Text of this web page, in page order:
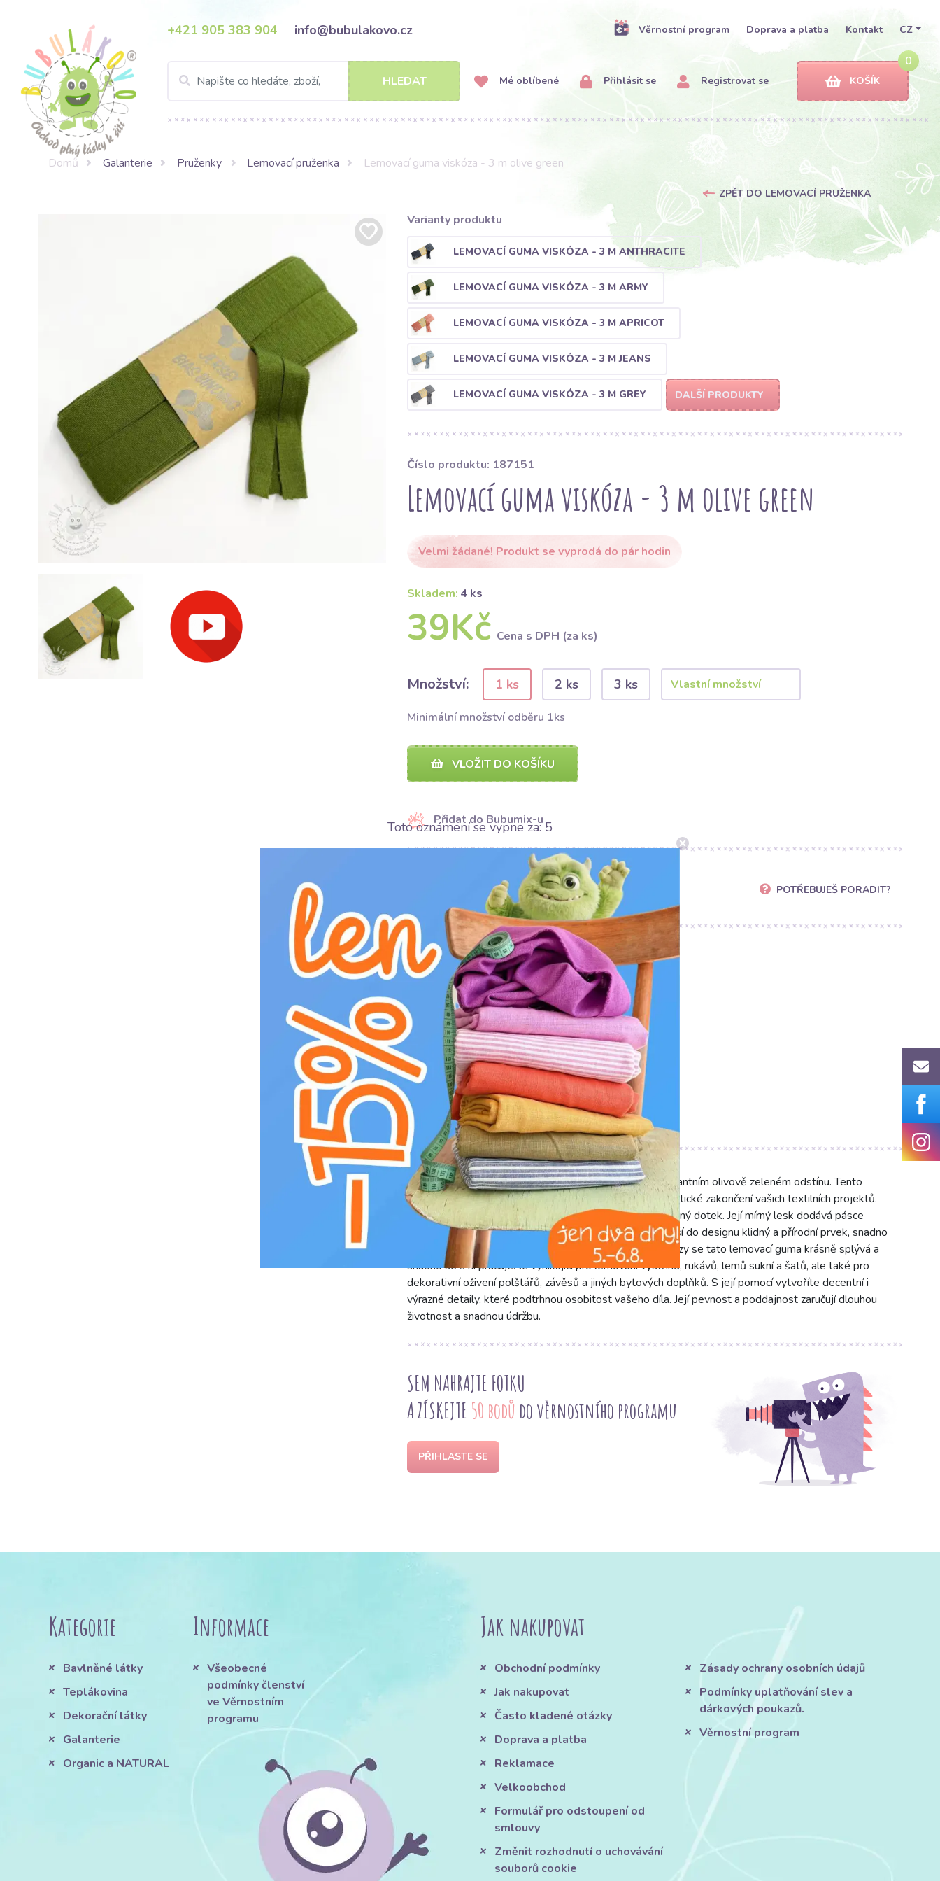
+421 905 383 904 info@bubulakovo.cz Věrnostní program Doprava a platba Kontakt CZ
HLEDAT Mé oblíbené Přihlásit se Registrovat se
0
KOŠÍK
Domů Galanterie Pruženky Lemovací pruženka Lemovací guma viskóza - 3 m olive green
ZPĚT DO LEMOVACÍ PRUŽENKA
Varianty produktu
LEMOVACÍ GUMA VISKÓZA - 3 M ANTHRACITE
LEMOVACÍ GUMA VISKÓZA - 3 M ARMY
LEMOVACÍ GUMA VISKÓZA - 3 M APRICOT
LEMOVACÍ GUMA VISKÓZA - 3 M JEANS
LEMOVACÍ GUMA VISKÓZA - 3 M GREY DALŠÍ PRODUKTY
Číslo produktu: 187151
Lemovací guma viskóza - 3 m olive green
Velmi žádané! Produkt se vyprodá do pár hodin
Skladem: 4 ks
39Kč Cena s DPH (za ks)
Množství: 1 ks 2 ks 3 ks
Minimální množství odběru 1ks
VLOŽIT DO KOŠÍKU
Přidat do Bubumix-u
SDÍLET POTŘEBUJEŠ PORADIT?
Kategorie: Galanterie
Výrobce: Bubulákovo s.r.o www.bubulakovo.cz
Složení: 100%VI
2 cm
Motív: Jednobarevné
Barva: zelená
Představujeme lemovací gumu ze 100% viskózy v elegantním olivově zeleném odstínu. Tento
jednobarevný pás o šířce 2 cm je ideální volbou pro estetické zakončení vašich textilních projektů.
Viskóza je známá pro svou jemnost, prodyšnost a příjemný dotek. Její mírný lesk dodává pásce
sofistikovaný vzhled, zatímco olivově zelená barva přináší do designu klidný a přírodní prvek, snadno
kombinovatelný s jinými odstíny. Díky vlastnostem viskózy se tato lemovací guma krásně splývá a
snadno se s ní pracuje. Je vynikající pro lemování výstřihů, rukávů, lemů sukní a šatů, ale také pro
dekorativní oživení polštářů, závěsů a jiných bytových doplňků. S její pomocí vytvoříte decentní i
výrazné detaily, které podtrhnou osobitost vašeho díla. Její pevnost a poddajnost zaručují dlouhou
životnost a snadnou údržbu.
SEM NAHRAJTE FOTKU
A ZÍSKEJTE 50 bodů do věrnostního programu
PŘIHLASTE SE
Kategorie
Bavlněné látky
Teplákovina
Dekorační látky
Galanterie
Organic a NATURAL
Informace
Všeobecné
podmínky členství
ve Věrnostním
programu
Jak nakupovat
Obchodní podmínky
Jak nakupovat
Často kladené otázky
Doprava a platba
Reklamace
Velkoobchod
Formulář pro odstoupení od
smlouvy
Změnit rozhodnutí o uchovávání
souborů cookie
Zásady ochrany osobních údajů
Podmínky uplatňování slev a
dárkových poukazů.
Věrnostní program
Toto oznámení se vypne za:4